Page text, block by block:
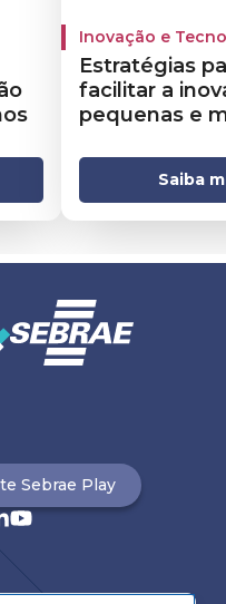
Inovação e
Estratégias
facilitar a
pequenas e
Saiba
Sebrae Play